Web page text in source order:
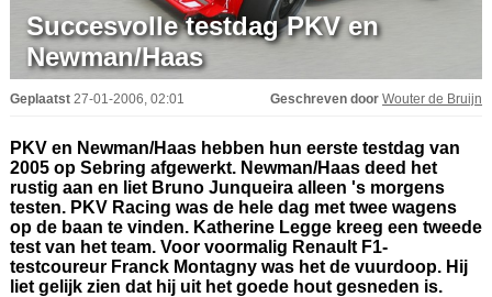
Indy 500
English
Succesvolle testdag PKV en
Newman/Haas
Geplaatst 27-01-2006, 02:01 Geschreven door Wouter de Bruijn
PKV en Newman/Haas hebben hun eerste testdag van
2005 op Sebring afgewerkt. Newman/Haas deed het
rustig aan en liet Bruno Junqueira alleen 's morgens
testen. PKV Racing was de hele dag met twee wagens
op de baan te vinden. Katherine Legge kreeg een tweede
test van het team. Voor voormalig Renault F1-
testcoureur Franck Montagny was het de vuurdoop. Hij
liet gelijk zien dat hij uit het goede hout gesneden is.